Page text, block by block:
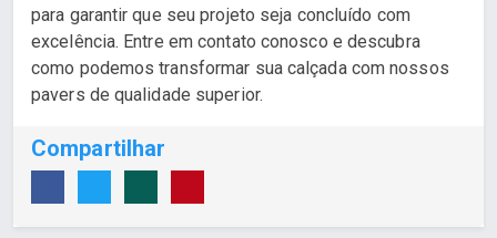
para garantir que seu projeto seja concluído com
excelência. Entre em contato conosco e descubra
como podemos transformar sua calçada com nossos
pavers de qualidade superior.
Compartilhar